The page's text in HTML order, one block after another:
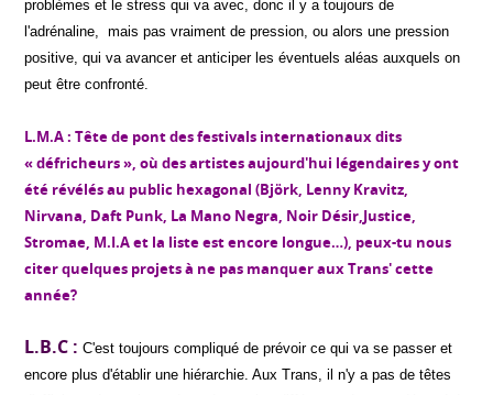
problèmes et le stress qui va avec, donc il y a toujours de
l'adrénaline, mais pas vraiment de pression, ou alors une pression
positive, qui va avancer et anticiper les éventuels aléas auxquels on
peut être confronté.
L.M.A : Tête de pont des festivals internationaux dits
« défricheurs », où des artistes aujourd'hui légendaires y ont
été révélés au public hexagonal (Björk, Lenny Kravitz,
Nirvana, Daft Punk, La Mano Negra, Noir Désir,Justice,
Stromae, M.I.A et la liste est encore longue…), peux-tu nous
citer quelques projets à ne pas manquer aux Trans' cette
année?
L.B.C :C'est toujours compliqué de prévoir ce qui va se passer et
encore plus d'établir une hiérarchie. Aux Trans, il n'y a pas de têtes